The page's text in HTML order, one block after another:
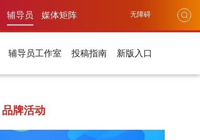
辅导员 媒体矩阵 无障碍
辅导员工作室 投稿指南 新版入口
品牌活动